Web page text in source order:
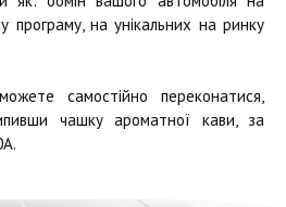
на унікальних на ринку
самостійно переконатися,
чашку ароматної кави, за